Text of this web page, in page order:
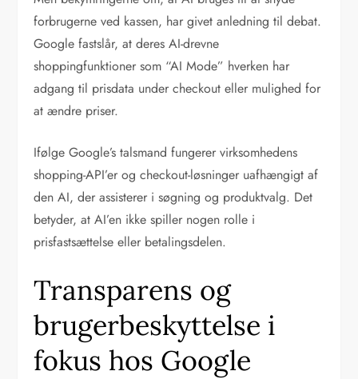
forbrugerne ved kassen, har givet anledning til debat.
Google fastslår, at deres AI-drevne
shoppingfunktioner som “AI Mode” hverken har
adgang til prisdata under checkout eller mulighed for
at ændre priser.
Ifølge Google’s talsmand fungerer virksomhedens
shopping-API’er og checkout-løsninger uafhængigt af
den AI, der assisterer i søgning og produktvalg. Det
betyder, at AI’en ikke spiller nogen rolle i
prisfastsættelse eller betalingsdelen.
Transparens og
brugerbeskyttelse i
fokus hos Google